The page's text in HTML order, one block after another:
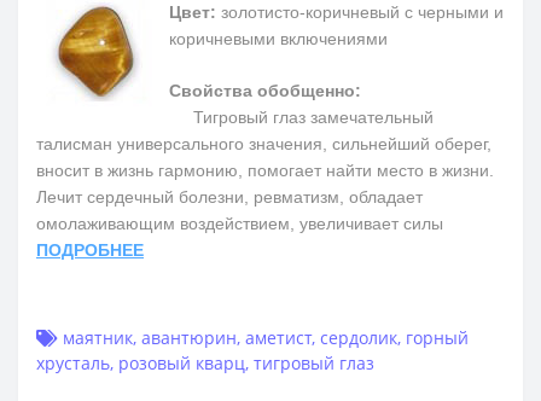
Цвет: золотисто-коричневый с черными и
коричневыми включениями
Свойства обобщенно:
Тигровый глаз замечательный
талисман универсального значения, сильнейший оберег,
вносит в жизнь гармонию, помогает найти место в жизни.
Лечит сердечный болезни, ревматизм, обладает
омолаживающим воздействием, увеличивает силы
ПОДРОБНЕЕ
маятник, авантюрин, аметист, сердолик, горный
хрусталь, розовый кварц, тигровый глаз